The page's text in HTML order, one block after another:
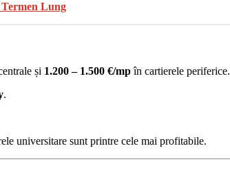
Lung
și 1.200 – 1.500 €/mpîn cartierele periferice.
.
universitare sunt printre cele mai profitabile.